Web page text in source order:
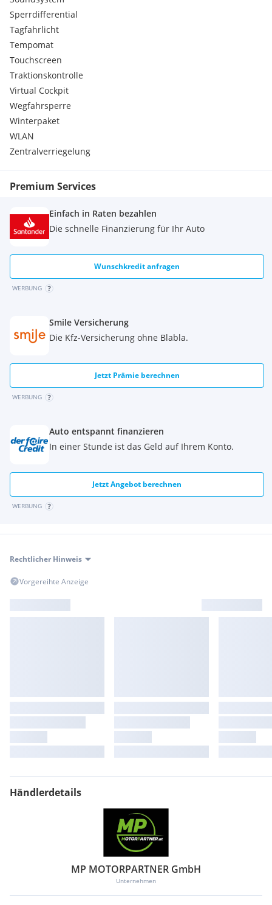
Sperrdifferential
Tagfahrlicht
Tempomat
Touchscreen
Traktionskontrolle
Virtual Cockpit
Wegfahrsperre
Winterpaket
WLAN
Zentralverriegelung
Premium Services
Einfach in Raten bezahlen
Die schnelle Finanzierung für Ihr Auto
Wunschkredit anfragen
WERBUNG
Smile Versicherung
Die Kfz-Versicherung ohne Blabla.
Jetzt Prämie berechnen
WERBUNG
Auto entspannt finanzieren
In einer Stunde ist das Geld auf Ihrem Konto.
Jetzt Angebot berechnen
WERBUNG
Rechtlicher Hinweis
Vorgereihte Anzeige
Händlerdetails
MP MOTORPARTNER GmbH
Unternehmen